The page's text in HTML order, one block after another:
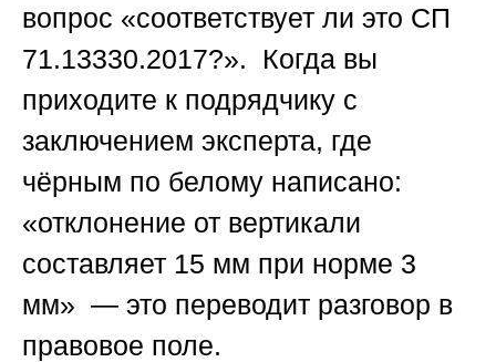
вопрос «соответствует ли это СП
71.13330.2017?». Когда вы
приходите к подрядчику с
заключением эксперта, где
чёрным по белому написано:
«отклонение от вертикали
составляет 15 мм при норме 3
мм» — это переводит разговор в
правовое поле.